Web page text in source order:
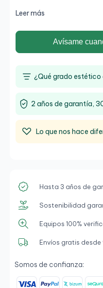
Leer más
Avísame
¿Qué grado estético
2 años de garantía,
Lo que nos hace
Hasta 3 años de
Sostenibilidad
Equipos 100%
Envíos gratis
Somos de confianza: